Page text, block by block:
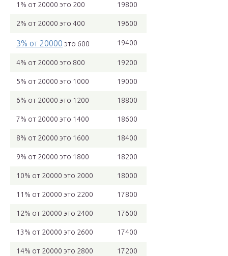
1% от 20000 это 200 19800
2% от 20000 это 400 19600
3% от 20000 это 600 19400
4% от 20000 это 800 19200
5% от 20000 это 1000 19000
6% от 20000 это 1200 18800
7% от 20000 это 1400 18600
8% от 20000 это 1600 18400
9% от 20000 это 1800 18200
10% от 20000 это 2000 18000
11% от 20000 это 2200 17800
12% от 20000 это 2400 17600
13% от 20000 это 2600 17400
14% от 20000 это 2800 17200